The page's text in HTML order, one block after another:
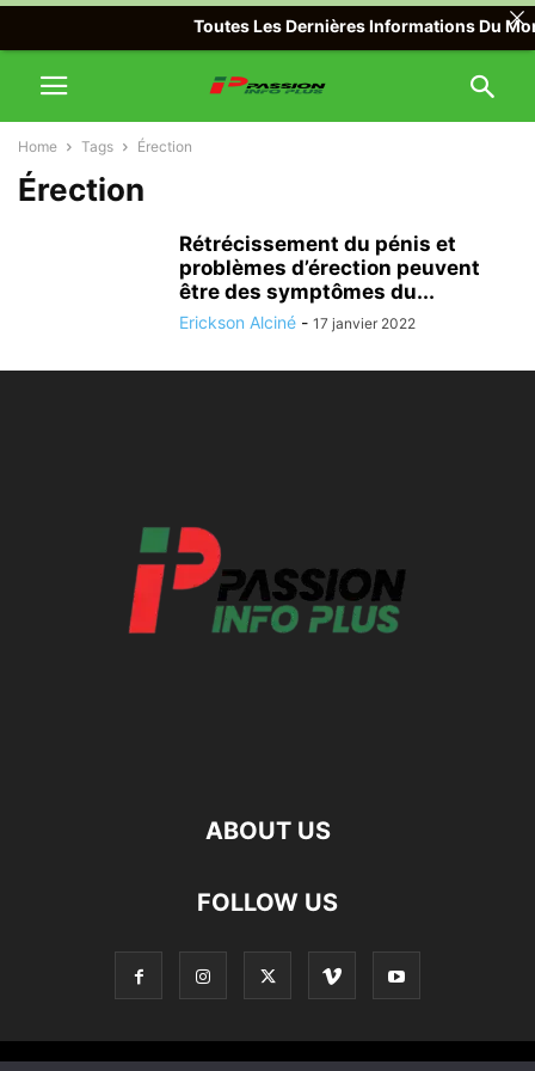
Home Tags Érection
Érection
Rétrécissement du pénis et
problèmes d’érection peuvent
être des symptômes du...
Erickson Alciné - 17 janvier 2022
ABOUT US
FOLLOW US
Toutes Les Dernières Informations Du